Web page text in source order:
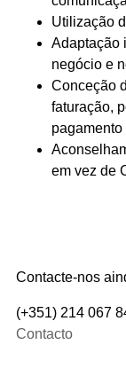
Utilização
Adaptação
negócio e
Conceção
faturação,
em vez de
Contacte-nos
(+351) 214 067
Contacto